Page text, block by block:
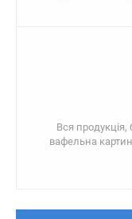
Вся продукція,
вафельна